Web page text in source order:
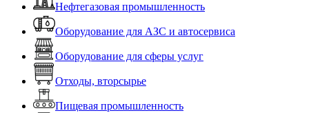
Нефтегазовая промышленность
Оборудование для АЗС и автосервиса
Оборудование для сферы услуг
Отходы, вторсырье
Пищевая промышленность